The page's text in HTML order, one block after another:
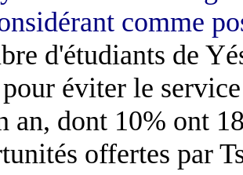
comme
d'étudiants de
éviter le
an, dont 10% ont
offertes par